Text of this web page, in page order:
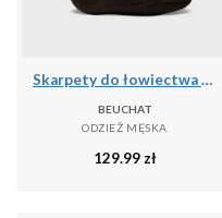
Skarpety do łowiectwa podwodnego Beuchat Sirocco Elite 3 mm
BEUCHAT
ODZIEŻ MĘSKA
129.99 zł